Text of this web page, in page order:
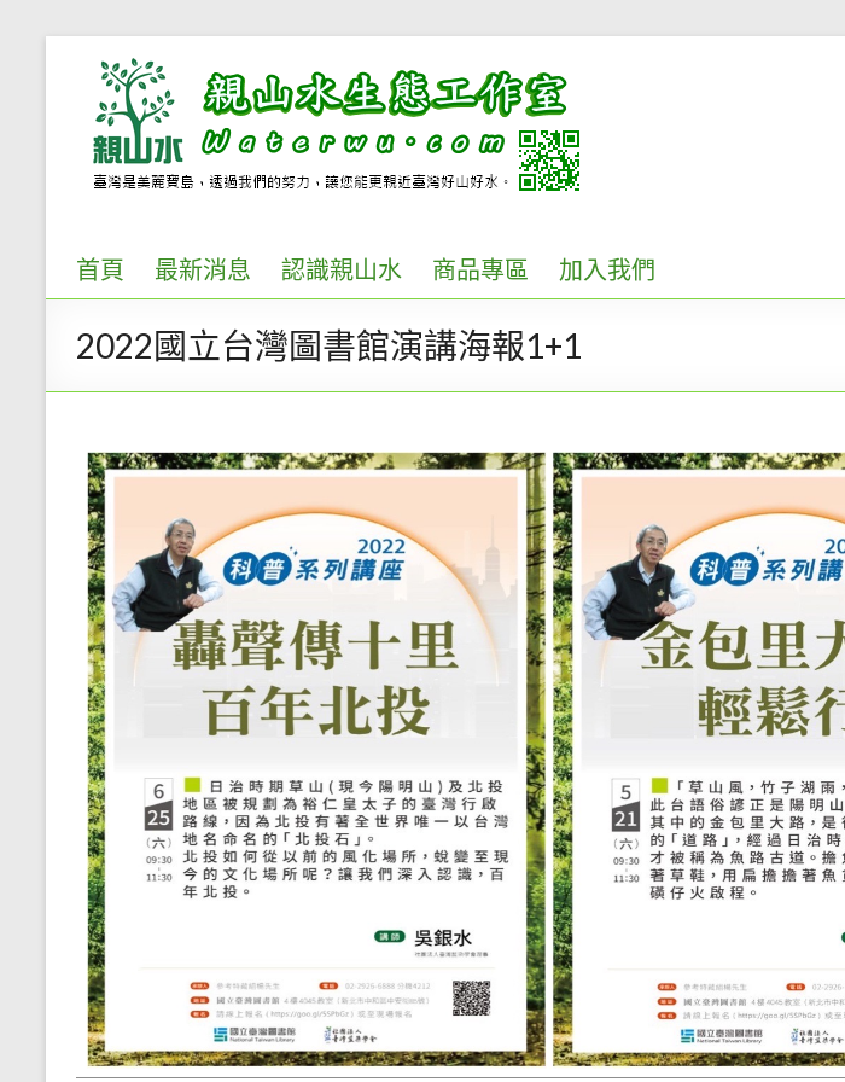
content親
山
水
態
工
作
室..
環
境
解
說
教
育
工
作，
是
一
份
既
令
人
愉
悅
但
卻
是
任
重
的
首頁 最新消息 認識親山水 商品專區 加入我們
2022國立台灣圖書館演講海報1+1